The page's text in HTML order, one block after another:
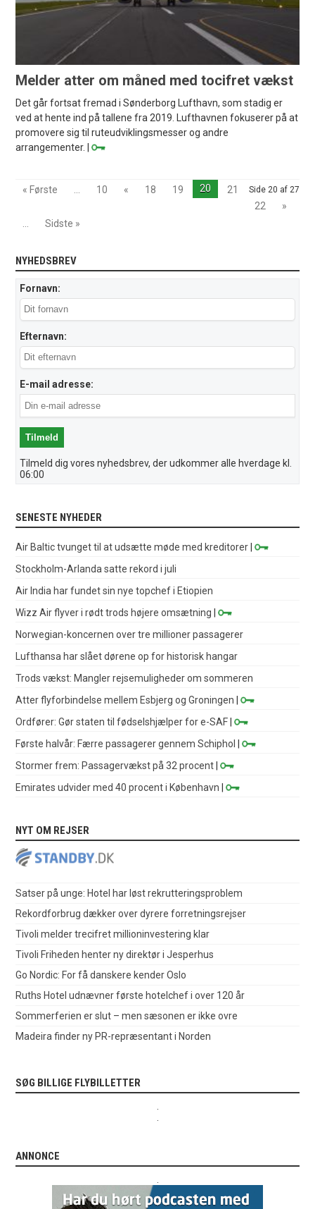
Melder atter om måned med tocifret vækst
Det går fortsat fremad i Sønderborg Lufthavn, som stadig er
ved at hente ind på tallene fra 2019. Lufthavnen fokuserer på at
promovere sig til ruteudviklingsmesser og andre
arrangementer. |
Side 20 af 27
« Første 10 « 18 19 20
21
22
»
Sidste »
NYHEDSBREV
Fornavn:
Efternavn:
E-mail adresse:
Tilmeld dig vores nyhedsbrev, der udkommer alle hverdage kl.
06:00
SENESTE NYHEDER
Air Baltic tvunget til at udsætte møde med kreditorer |
Stockholm-Arlanda satte rekord i juli
Air India har fundet sin nye topchef i Etiopien
Wizz Air flyver i rødt trods højere omsætning |
Norwegian-koncernen over tre millioner passagerer
Lufthansa har slået dørene op for historisk hangar
Trods vækst: Mangler rejsemuligheder om sommeren
Atter flyforbindelse mellem Esbjerg og Groningen |
Ordfører: Gør staten til fødselshjælper for e-SAF |
Første halvår: Færre passagerer gennem Schiphol
|
Stormer frem: Passagervækst på 32 procent |
Emirates udvider med 40 procent i København |
NYT OM REJSER
Satser på unge: Hotel har løst rekrutteringsproblem
Rekordforbrug dækker over dyrere forretningsrejser
Tivoli melder trecifret millioninvestering klar
Tivoli Friheden henter ny direktør i Jesperhus
Go Nordic: For få danskere kender Oslo
Ruths Hotel udnævner første hotelchef i over 120 år
Sommerferien er slut – men sæsonen er ikke ovre
Madeira finder ny PR-repræsentant i Norden
SØG BILLIGE FLYBILLETTER
ANNONCE